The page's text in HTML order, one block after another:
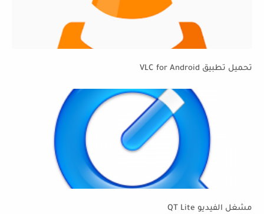
تحميل تطبيق VLC for Android
مشغل الفيديو QT Lite